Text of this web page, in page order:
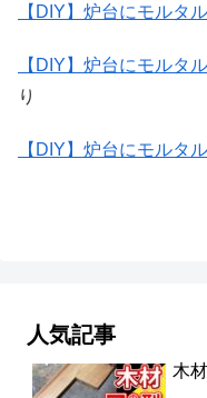
【DIY】炉台にモルタ
【DIY】炉台にモルタ
り
【DIY】炉台にモルタ
人気記事
木